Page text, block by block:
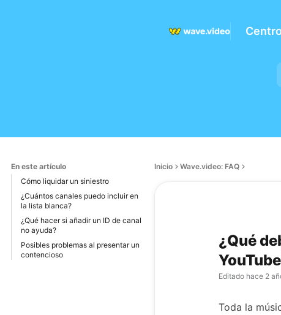
En este artículo
Cómo liquidar un siniestro
¿Cuántos canales puedo incluir en
la lista blanca?
¿Qué hacer si añadir un ID de canal
no ayuda?
Posibles problemas al presentar un
contencioso
Inicio Wave.video: FAQ
¿Qué
Editado hace 2
Toda la